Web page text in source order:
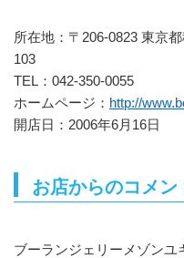
所在地：〒206-0823 東京
103
TEL：042-350-0055
ホームページ： http://
開店日：2006年6月16日
お店からのコメン
ブーランジェリーメゾン